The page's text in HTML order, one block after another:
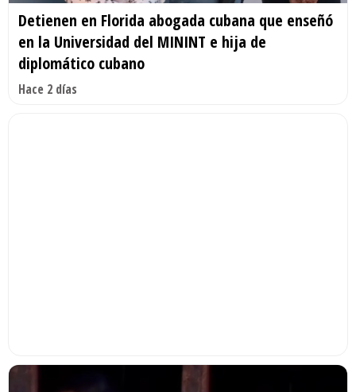
Detienen en Florida abogada cubana que enseñó
en la Universidad del MININT e hija de
diplomático cubano
Hace 2 días